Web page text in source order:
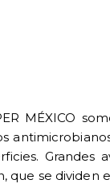
MÉXICO
que se dividen